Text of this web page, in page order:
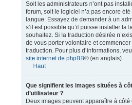
Soit les administrateurs n’ont pas
forum, soit le logiciel n’a pas encore
langue. Essayez de demander à un
s’il est possible qu’il puisse installer la
souhaitez. Si la traduction désirée
de vous porter volontaire et
traduction. Pour plus d’informations,
site internet de phpBB® (en anglais).
Haut
Que signifient les images situées à
d’utilisateur ?
Deux images peuvent apparaître à côté